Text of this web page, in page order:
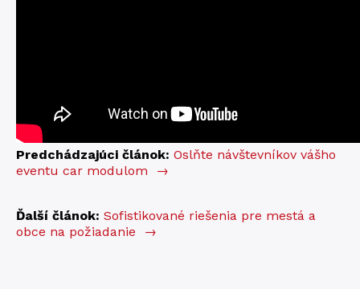
Predchádzajúci článok: Oslňte návštevníkov vášho
eventu car modulom
→
Ďalší článok: Sofistikované riešenia pre mestá a
obce na požiadanie
→